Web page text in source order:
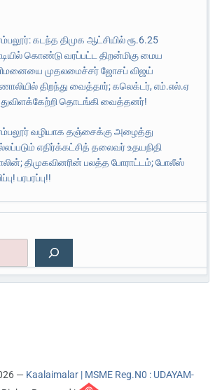
கடந்த திமுக ஆட்சியில் ரூ.6.25
கொண்டு வரப்பட்ட திறன்மிகு மைய
முதலமைச்சர் ஜோசப் விஜய்
திறந்து வைத்தார்; கலெக்டர், எம்.எல்.ஏ
தொடங்கி வைத்தனர்!
வழியாக தஞ்சைக்கு அழைத்து
எதிர்க்கட்சித் தலைவர் உதயநிதி
திமுகவினரின் பலத்த போராட்டம்; போலீஸ்
பரபரப்பு!!
— Kaalaimalar | MSME Reg.N0 : UDAYAM-